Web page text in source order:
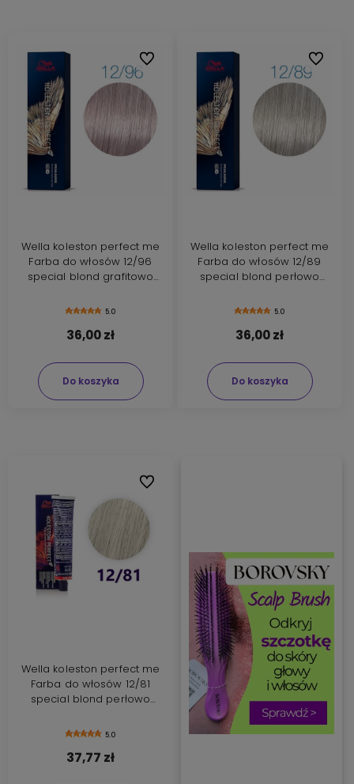
Wella koleston perfect me
Farba do włosów 12/96
special blond grafitowo
5.0
36,00 zł
Do koszyka
Do ulubionych
Wella koleston perfect me
Farba do włosów 12/89
special blond perłowo
5.0
36,00 zł
Do koszyka
Do
Wella koleston perfect me
Farba do włosów 12/81
special blond perłowo
5.0
37,77 zł
Do ulubionych